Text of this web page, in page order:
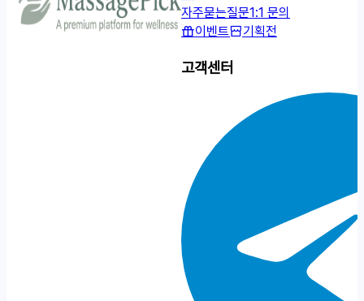
자주묻는질문1:1 문의
이벤트
기획전
고객센터